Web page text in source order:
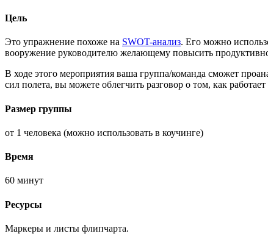
Цель
Это упражнение похоже на SWOT-анализ. Его можно
вооружение руководителю желающему повысить
В ходе этого мероприятия ваша группа/команда сможет
сил полета, вы можете облегчить разговор о том, как
Размер группы
от 1 человека (можно использовать в коучинге)
Время
60 минут
Ресурсы
Маркеры и листы флипчарта.